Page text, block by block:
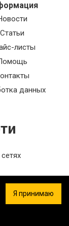
Статьи
листы
данных
Я принимаю